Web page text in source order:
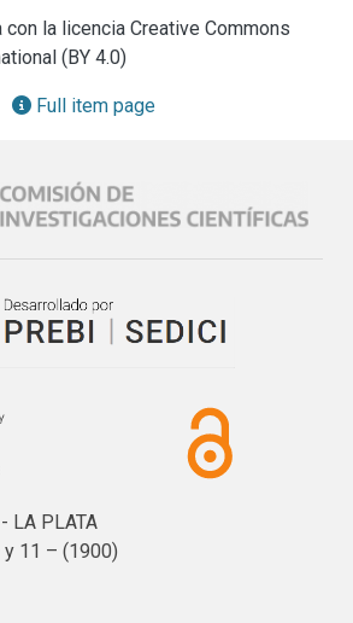
técnico - económicas de los
y desarrollo que la UNIDAD
realizó para terceros, colaboré con
industriales y comerciales de la
arriba:
de importación, usos, etc.
período anterior sigo estudiando la
recuperados (acero, magnesio y
usos, etc., para poder dar un
entidades que instalen las plantas.
relevancia y se ha avanzado en
de residuos domiciliarios
de Buenos Aires.
para el seguimiento de los procesos.
la licencia Creative Commons
(BY 4.0)
Full item page
LA PLATA
11 – (1900)